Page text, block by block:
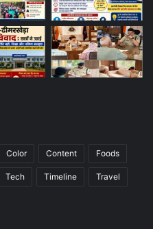
Color Content Foods
Tech Timeline Travel